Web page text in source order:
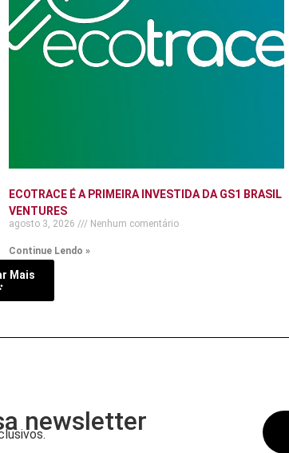
ECOTRACE É A PRIMEIRA INVESTIDA DA GS1 BRASIL
VENTURES
agosto 3, 2026 Nenhum comentário
Continue Lendo »
Mais
newsletter